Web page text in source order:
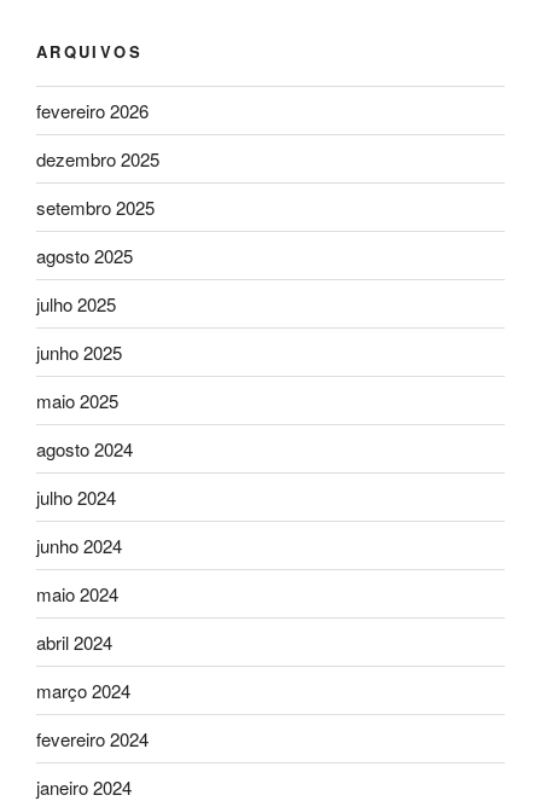
ARQUIVOS
fevereiro 2026
dezembro 2025
setembro 2025
agosto 2025
julho 2025
junho 2025
maio 2025
agosto 2024
julho 2024
junho 2024
maio 2024
abril 2024
março 2024
fevereiro 2024
janeiro 2024